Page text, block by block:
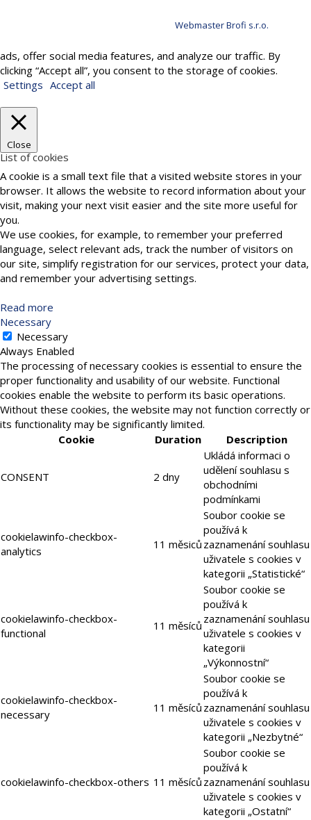
Webmaster Brofi s.r.o.
ads, offer social media features, and analyze our traffic. By
clicking “Accept all”, you consent to the storage of cookies.
Settings Accept all
Close
List of cookies
A cookie is a small text file that a visited website stores in your
browser. It allows the website to record information about your
visit, making your next visit easier and the site more useful for
you.
We use cookies, for example, to remember your preferred
language, select relevant ads, track the number of visitors on
our site, simplify registration for our services, protect your data,
and remember your advertising settings.
Read more
Necessary
Necessary
Always Enabled
The processing of necessary cookies is essential to ensure the
proper functionality and usability of our website. Functional
cookies enable the website to perform its basic operations.
Without these cookies, the website may not function correctly or
its functionality may be significantly limited.
Cookie
Duration Description
CONSENT 2 dny
Ukládá informaci o
udělení souhlasu s
obchodními
podmínkami
cookielawinfo-checkbox-
analytics
11 měsiců
Soubor cookie se
používá k
zaznamenání souhlasu
uživatele s cookies v
kategorii „Statistické“
cookielawinfo-checkbox-
functional
11 měsíců
Soubor cookie se
používá k
zaznamenání souhlasu
uživatele s cookies v
kategorii
„Výkonnostní“
cookielawinfo-checkbox-
necessary
11 měsíců
Soubor cookie se
používá k
zaznamenání souhlasu
uživatele s cookies v
kategorii „Nezbytné“
cookielawinfo-checkbox-others 11 měsíců
Soubor cookie se
používá k
zaznamenání souhlasu
uživatele s cookies v
kategorii „Ostatní“